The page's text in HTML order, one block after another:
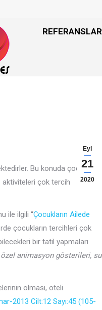
REFERANSLAR
Eyl
21
2020
Bu konuda çocuklar
aktiviteleri çok tercih
ile ilgili “Çocukların Ailede
çocukların tercihleri çok
bir tatil yapmaları
animasyon gösterileri, su
olması, oteli
2013 Cilt:12 Sayı:45 (105-